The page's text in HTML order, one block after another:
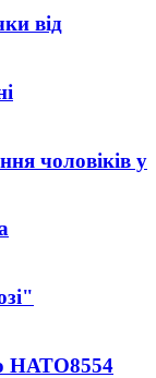
від
чоловіків у
НАТО8554